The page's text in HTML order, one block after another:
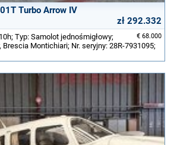
Turbo Arrow IV
zł 292.332
€ 68.000
Typ: Samolot jednośmigłowy;
Brescia Montichiari; Nr. seryjny: 28R-7931095;